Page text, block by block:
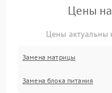
Цены
Цены актуальны
Замена матрицы
Замена блока питания